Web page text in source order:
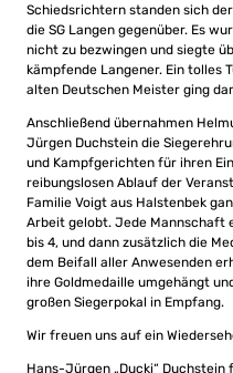
Schiedsrichtern standen sich
die SG Langen gegenüber. Es
nicht zu bezwingen und siegte
kämpfende Langener. Ein tolles
alten Deutschen Meister ging
Anschließend übernahmen
Jürgen Duchstein die
und Kampfgerichten für ihren
reibungslosen Ablauf der
Familie Voigt aus Halstenbek
Arbeit gelobt. Jede Mannschaft
bis 4, und dann zusätzlich die
dem Beifall aller Anwesenden
ihre Goldmedaille umgehängt
großen Siegerpokal in Empfang.
Wir freuen uns auf ein
Hans-Jürgen „Ducki“